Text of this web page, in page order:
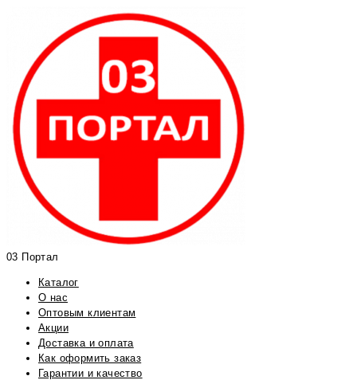
03 Портал
Каталог
О нас
Оптовым клиентам
Акции
Доставка и оплата
Как оформить заказ
Гарантии и качество